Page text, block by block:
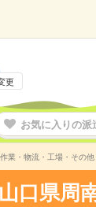
更
お気に入りの派
業・物流・工場・その他
山口県周